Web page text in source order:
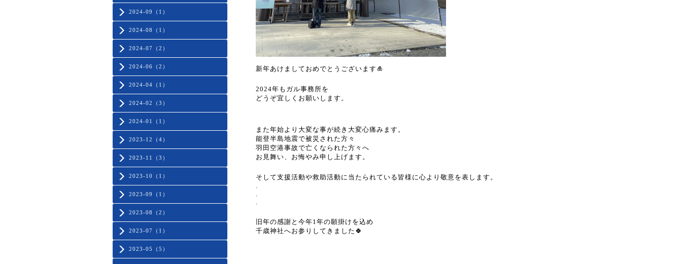
2024-09（1）
2024-08（1）
2024-07（2）
2024-06（2）
2024-04（1）
2024-02（3）
2024-01（1）
2023-12（4）
2023-11（3）
2023-10（1）
2023-09（1）
2023-08（2）
2023-07（1）
2023-05（5）
新年あけましておめでとうございます 🎍
2024年もガル事務所を
どうぞ宜しくお願いします。
また年始より大変な事が続き大変心痛みます。
能登半島地震で被災された方々
羽田空港事故で亡くなられた方々へ
お見舞い、お悔やみ申し上げます。
そして支援活動や救助活動に当たられている皆様に心より敬意を表します。
.
.
.
旧年の感謝と今年1年の願掛けを込め
千歳神社へお参りしてきました 🍀